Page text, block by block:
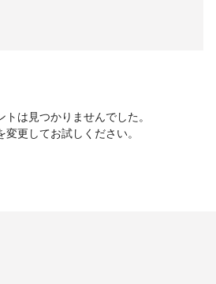
トは見つかりませんでした。
変更してお試しください。